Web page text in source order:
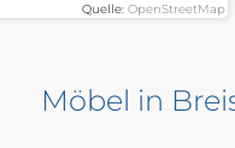
Quelle:OpenStreetMap
Möbel in